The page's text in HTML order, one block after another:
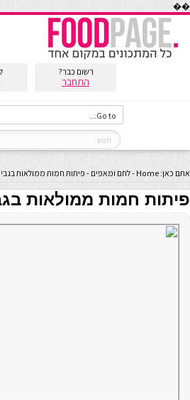
��
רשום כבר?
התחבר
אתם כאן: Home
-לחם ומאפים - פיתות חמות ממולאות
פיתות חמות ממולאות